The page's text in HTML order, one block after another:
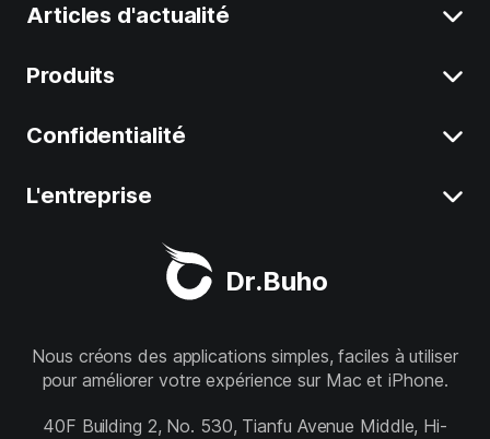
Dr.Buho
Nous créons des applications simples, faciles à utiliser
pour améliorer votre expérience sur Mac et iPhone.
40F Building 2, No. 530, Tianfu Avenue Middle, Hi-
Articles d'actualité
Supprimer Données Système sur Mac
Désinstaller Applications sur Mac
Meilleur Nettoyeur Mac
Produits
BuhoCleaner
BuhoUnlocker
BuhoLaunchpad
Confidentialité
Conditions générales
Politique de remboursement
L'entreprise
À propos de nous
Boutique
Suivez-nous